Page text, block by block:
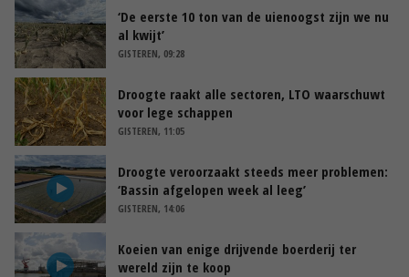
‘De eerste 10 ton van de uienoogst zijn we nu
al kwijt’
GISTEREN, 09:28
Droogte raakt alle sectoren, LTO waarschuwt
voor lege schappen
GISTEREN, 11:05
Droogte veroorzaakt steeds meer problemen:
‘Bassin afgelopen week al leeg’
GISTEREN, 14:06
Koeien van enige drijvende boerderij ter
wereld zijn te koop